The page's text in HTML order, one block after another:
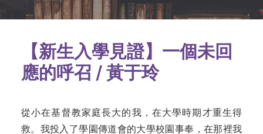
【新生入學見證】一個未回
應的呼召 / 黃于玲
從小在基督教家庭長大的我，在大學時期才重生得
救。我投入了學園傳道會的大學校園事奉，在那裡我